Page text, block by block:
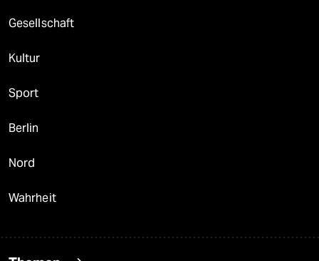
Gesellschaft
Kultur
Sport
Berlin
Nord
Wahrheit